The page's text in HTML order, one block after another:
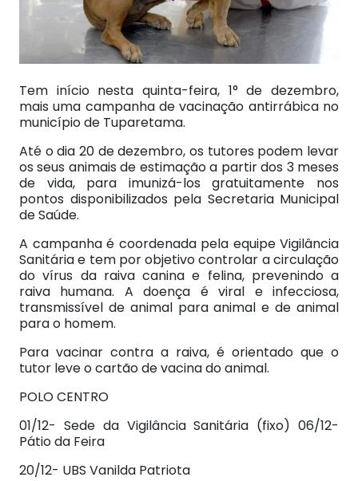
Tem início nesta quinta-feira, 1° de dezembro,
mais uma campanha de vacinação antirrábica no
município de Tuparetama.
Até o dia 20 de dezembro, os tutores podem levar
os seus animais de estimação a partir dos 3 meses
de vida, para imunizá-los gratuitamente nos
pontos disponibilizados pela Secretaria Municipal
de Saúde.
A campanha é coordenada pela equipe Vigilância
Sanitária e tem por objetivo controlar a circulação
do vírus da raiva canina e felina, prevenindo a
raiva humana. A doença é viral e infecciosa,
transmissível de animal para animal e de animal
para o homem.
Para vacinar contra a raiva, é orientado que o
tutor leve o cartão de vacina do animal.
POLO CENTRO
01/12- Sede da Vigilância Sanitária (fixo) 06/12-
Pátio da Feira
20/12- UBS Vanilda Patriota